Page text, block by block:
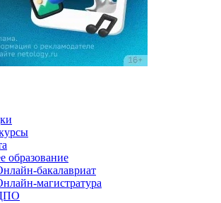
образование
бакалавриат
магистратура